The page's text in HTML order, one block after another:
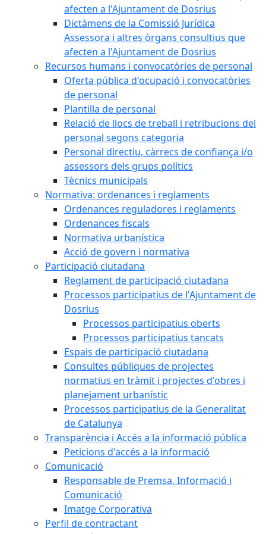
afecten a l'Ajuntament de Dosrius
Dictàmens de la Comissió Jurídica
Assessora i altres òrgans consultius que
afecten a l'Ajuntament de Dosrius
Recursos humans i convocatòries de personal
Oferta pública d'ocupació i convocatòries
de personal
Plantilla de personal
Relació de llocs de treball i retribucions del
personal segons categoria
Personal directiu, càrrecs de confiança i/o
assessors dels grups polítics
Tècnics municipals
Normativa: ordenances i reglaments
Ordenances reguladores i reglaments
Ordenances fiscals
Normativa urbanística
Acció de govern i normativa
Participació ciutadana
Reglament de participació ciutadana
Processos participatius de l'Ajuntament de
Dosrius
Processos participatius oberts
Processos participatius tancats
Espais de participació ciutadana
Consultes públiques de projectes
normatius en tràmit i projectes d'obres i
planejament urbanístic
Processos participatius de la Generalitat
de Catalunya
Transparència i Accés a la informació pública
Peticions d'accés a la informació
Comunicació
Responsable de Premsa, Informació i
Comunicació
Imatge Corporativa
Perfil de contractant